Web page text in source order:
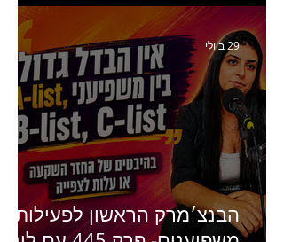
ומנהלת לשעבר של קהילת
היוצרים של טיקטוק
הבנצ׳מרק הראשון לפעילות
29 ביולי